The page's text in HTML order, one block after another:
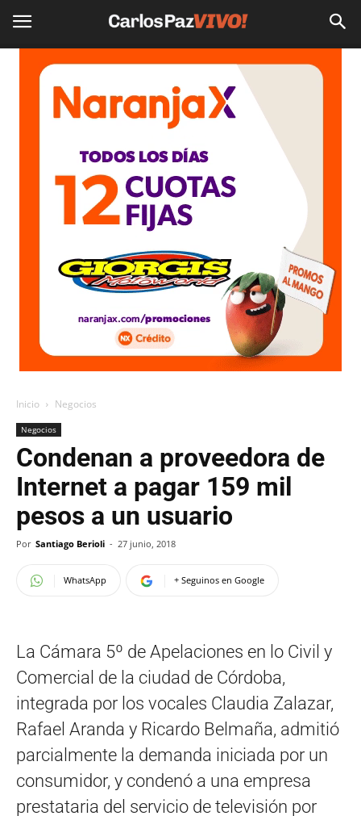
Inicio Negocios
Negocios
Condenan a proveedora de
Internet a pagar 159 mil
pesos a un usuario
Por Santiago Berioli - 27 junio, 2018
WhatsApp + Seguinos en Google
La Cámara 5º de Apelaciones en lo Civil y
Comercial de la ciudad de Córdoba,
integrada por los vocales Claudia Zalazar,
Rafael Aranda y Ricardo Belmaña, admitió
parcialmente la demanda iniciada por un
consumidor, y condenó a una empresa
prestataria del servicio de televisión por